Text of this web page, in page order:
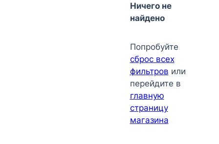
Ничего не
найдено
Попробуйте
сброс всех
фильтров или
перейдите в
главную
страницу
магазина